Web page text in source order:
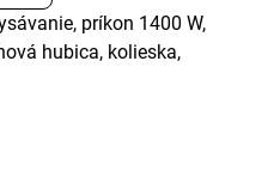
príkon 1400 W,
hubica, kolieska,